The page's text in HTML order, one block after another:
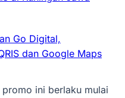
Go Digital,
dan Google Maps
ini berlaku mulai